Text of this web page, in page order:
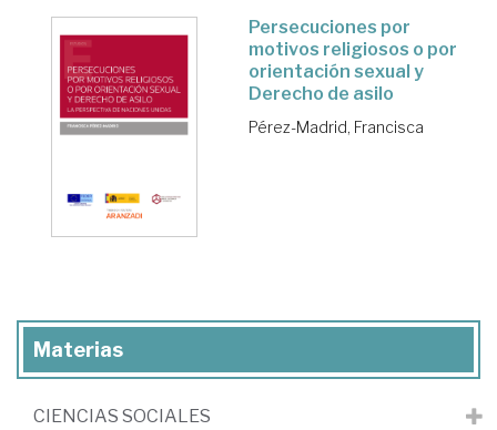
Persecuciones por
motivos religiosos o por
orientación sexual y
Derecho de asilo
Pérez-Madrid, Francisca
Materias
CIENCIAS SOCIALES